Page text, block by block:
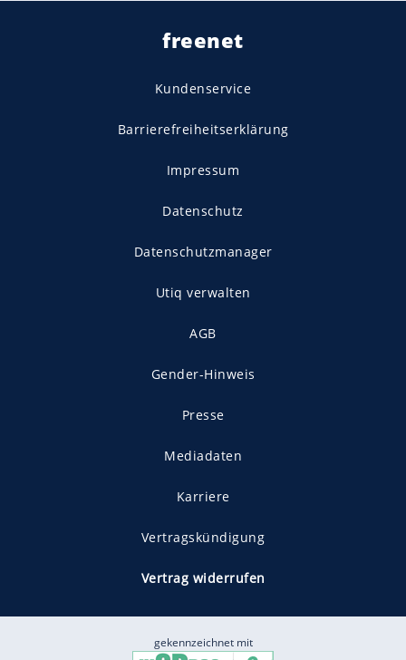
freenet
Kundenservice
Barrierefreiheitserklärung
Impressum
Datenschutz
Datenschutzmanager
Utiq verwalten
AGB
Gender-Hinweis
Presse
Mediadaten
Karriere
Vertragskündigung
Vertrag widerrufen
gekennzeichnet mit